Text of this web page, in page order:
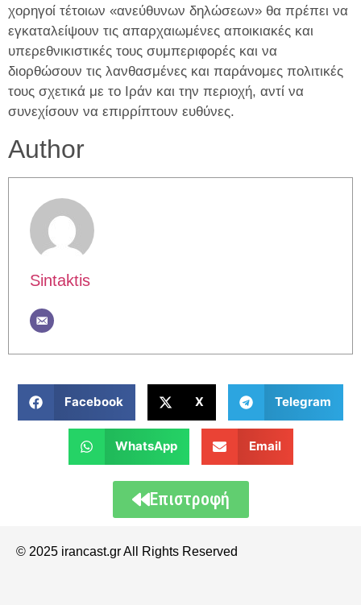
χορηγοί τέτοιων «ανεύθυνων δηλώσεων» θα πρέπει να
εγκαταλείψουν τις απαρχαιωμένες αποικιακές και
υπερεθνικιστικές τους συμπεριφορές και να
διορθώσουν τις λανθασμένες και παράνομες πολιτικές
τους σχετικά με το Ιράν και την περιοχή, αντί να
συνεχίσουν να επιρρίπτουν ευθύνες.
Author
Sintaktis
Facebook X Telegram
WhatsApp Email
Επιστροφή
© 2025 irancast.gr All Rights Reserved